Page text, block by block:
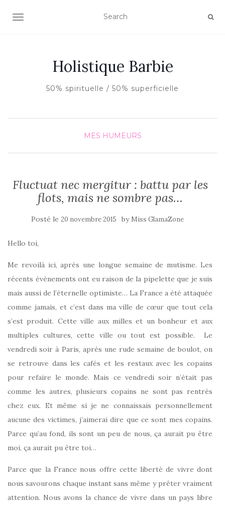
AFFICHER/MASQUER LA NAVIGATION
Holistique Barbie
50% spirituelle / 50% superficielle
MES HUMEURS
Fluctuat nec mergitur : battu par les
flots, mais ne sombre pas…
Posté le 20 novembre 2015 by Miss GlamaZone
Hello toi,
Me revoilà ici, après une longue semaine de mutisme. Les
récents évènements ont eu raison de la pipelette que je suis
mais aussi de l’éternelle optimiste… La France a été attaquée
comme jamais, et c’est dans ma ville de cœur que tout cela
s’est produit. Cette ville aux milles et un bonheur et aux
multiples cultures, cette ville ou tout est possible. Le
vendredi soir à Paris, après une rude semaine de boulot, on
se retrouve dans les cafés et les restaux avec les copains
pour refaire le monde. Mais ce vendredi soir n’était pas
comme les autres, plusieurs copains ne sont pas rentrés
chez eux. Et même si je ne connaissais personnellement
aucune des victimes, j’aimerai dire que ce sont mes copains.
Parce qu’au fond, ils sont un peu de nous, ça aurait pu être
moi, ça aurait pu être toi…
Parce que la France nous offre cette liberté de vivre dont
nous savourons chaque instant sans même y prêter vraiment
attention. Nous avons la chance de vivre dans un pays libre